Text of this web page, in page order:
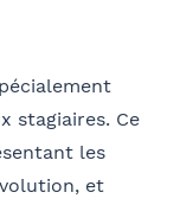
stagiaires. Ce
les
et